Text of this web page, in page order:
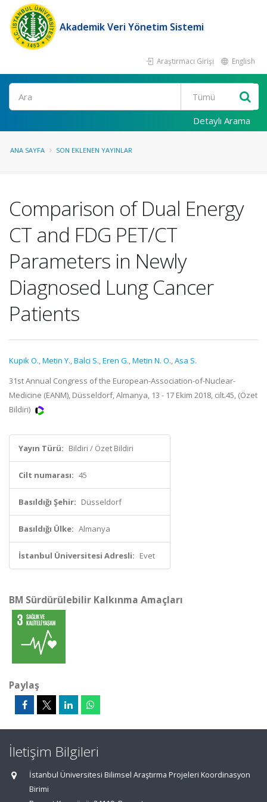
Akademik Veri Yönetim Sistemi
Araştırmacı Girişi English
Ara
Detaylı Arama
ANA SAYFA SON EKLENEN YAYINLAR
Comparison of Dual Energy
CT and FDG PET/CT
Parameters in Newly
Diagnosed Lung Cancer
Patients
Kupik O.,Metin Y.,Balci S.,Eren G.,Metin N. O.,Asa S.
31st Annual Congress of the European-Association-of-Nuclear-
Medicine (EANM), Düsseldorf, Almanya, 13 - 17 Ekim 2018, cilt.45, (Özet
Bildiri)
Yayın Türü: Bildiri / Özet Bildiri
Cilt numarası: 45
Basıldığı Şehir: Düsseldorf
Basıldığı Ülke: Almanya
İstanbul Üniversitesi Adresli: Evet
BM Sürdürülebilir Kalkınma Amaçları
Paylaş
İletişim Bilgileri
İstanbul Üniversitesi Bilimsel Araştırma Projeleri Koordinasyon
Birimi